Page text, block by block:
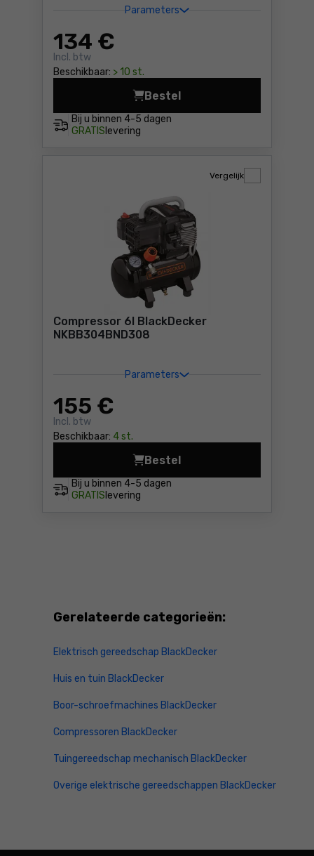
Parameters
134 €
Incl. btw
Beschikbaar: > 10 st.
Bij u binnen 4-5 dagen
GRATIS levering
Bestel
Hogedrukreiniger
Compressor 6l BlackDecker
NKBB304BND308
Parameters
155 €
Incl. btw
Beschikbaar: 4 st.
Vergelijk
Bij u binnen 4-5 dagen
GRATIS levering
Bestel
Compressor 6l
Gerelateerde categorieën:
Elektrisch gereedschap BlackDecker
Huis en tuin BlackDecker
Boor-schroefmachines BlackDecker
Compressoren BlackDecker
Tuingereedschap mechanisch BlackDecker
Overige elektrische gereedschappen BlackDecker